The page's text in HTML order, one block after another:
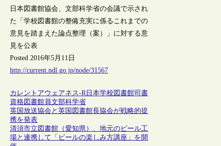
日本図書館協会、文部科学省の会議で示され
た「学校図書館の整備充実に係るこれまでの
意見を踏まえた論点整理（案）」に対する意
見を公表
Posted 2016年5月11日
http://current.ndl.go.jp/node/31567
カレントアウェアネス-R 日本学校図書館司書
資格図書館員文部科学省
英国放送協会と英国図書館長協会が戦略的提
携を発表
清須市立図書館（愛知県）、地元のビール工
場と連携して「ビールの楽しみ方講座」を開